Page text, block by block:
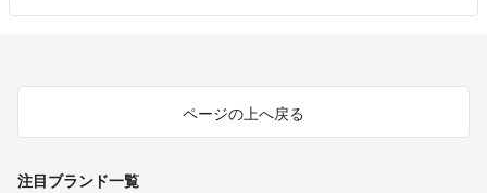
ページの上へ戻る
注目ブランド一覧